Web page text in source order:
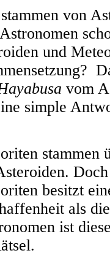
von
und
vom
simple
stammen
besitzt
als
ist